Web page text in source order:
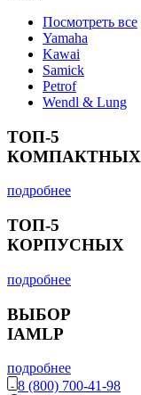
Посмотреть все
Yamaha
Kawai
Samick
Petrof
Wendl & Lung
ТОП-5
КОМПАКТНЫХ
подробнее
ТОП-5
КОРПУСНЫХ
подробнее
ВЫБОР
IAMLP
подробнее
8 (800) 700-41-98